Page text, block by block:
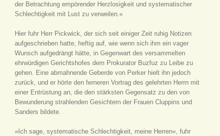
der Betrachtung empörender Herzlosigkeit und systematischer
Schlechtigkeit mit Lust zu verweilen.«
Hier fuhr Herr Pickwick, der sich seit einiger Zeit ruhig Notizen
aufgeschrieben hatte, heftig auf, wie wenn sich ihm ein vager
Wunsch aufgedrängt hätte, in Gegenwart des versammelten
ehrwürdigen Gerichtshofes dem Prokurator Buzfuz zu Leibe zu
gehen. Eine abmahnende Geberde von Perker hielt ihn jedoch
zurück, und er hörte den ferneren Vortrag des gelehrten Herrn mit
einer Entrüstung an, die den stärksten Gegensatz zu den von
Bewunderung strahlenden Gesichtern der Frauen Cluppins und
Sanders bildete.
»Ich sage, systematische Schlechtigkeit, meine Herren«, fuhr